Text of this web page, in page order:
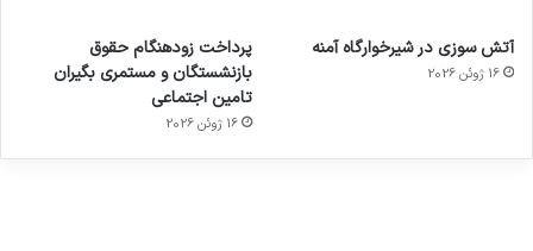
آتش سوزی در شیرخوارگاه آمنه
16 ژوئن 2026
پرداخت زودهنگام حقوق
بازنشستگان و مستمری بگیران
تامین اجتماعی
16 ژوئن 2026
برای
کشف
توسط
مجازی
…
ساعت
هوشمند
با طعم
توسط
ژاکت
در
های
2023
توسط